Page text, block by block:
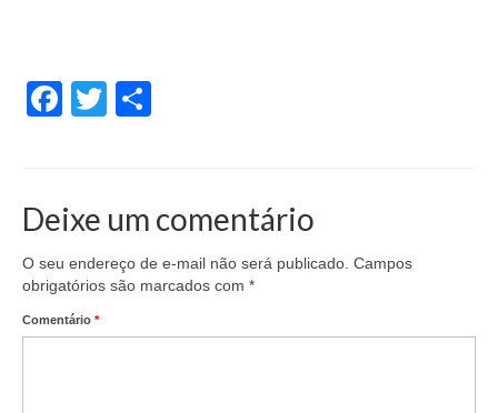
Facebook
Twitter
Deixe um comentário
O seu endereço de e-mail não será publicado. Campos
obrigatórios são marcados com *
Comentário *